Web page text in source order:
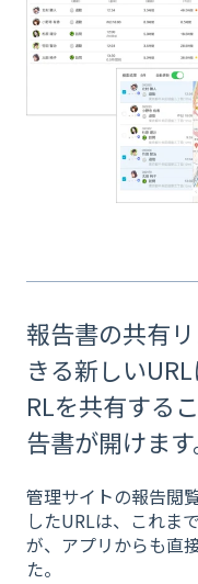
報告書の共有
きる新しい
RLを共有する
告書が開けます
管理サイトの報告閲
したURLは、これま
が、アプリからも直
た。